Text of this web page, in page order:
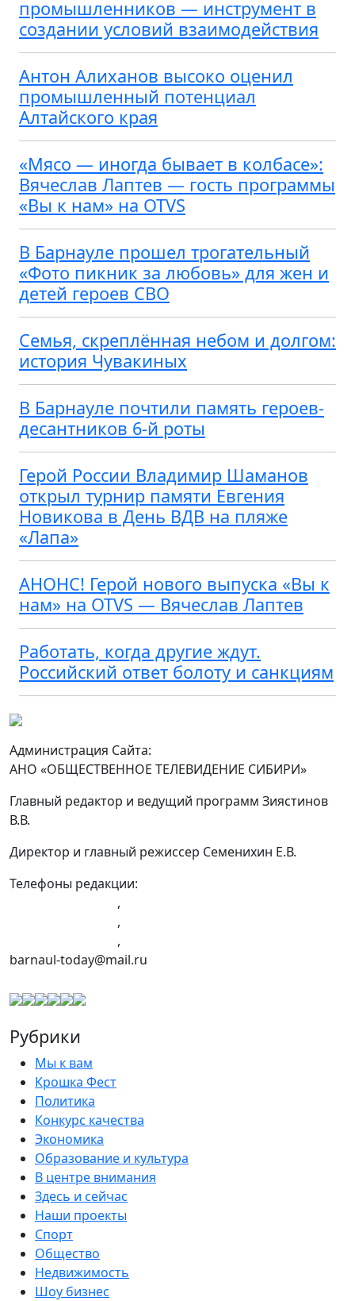
промышленников — инструмент в
создании условий взаимодействия
Антон Алиханов высоко оценил
промышленный потенциал
Алтайского края
«Мясо — иногда бывает в колбасе»:
Вячеслав Лаптев — гость программы
«Вы к нам» на OTVS
В Барнауле прошел трогательный
«Фото пикник за любовь» для жен и
детей героев СВО
Семья, скреплённая небом и долгом:
история Чувакиных
В Барнауле почтили память героев-
десантников 6-й роты
Герой России Владимир Шаманов
открыл турнир памяти Евгения
Новикова в День ВДВ на пляже
«Лапа»
АНОНС! Герой нового выпуска «Вы к
нам» на OTVS — Вячеслав Лаптев
Работать, когда другие ждут.
Российский ответ болоту и санкциям
Администрация Сайта:
АНО «ОБЩЕСТВЕННОЕ ТЕЛЕВИДЕНИЕ СИБИРИ»
Главный редактор и ведущий программ Зиястинов
В.В.
Директор и главный режиссер Семенихин Е.В.
Телефоны редакции:
,
,
,
barnaul-today@mail.ru
Рубрики
Мы к вам
Крошка Фест
Политика
Конкурс качества
Экономика
Образование и культура
В центре внимания
Здесь и сейчас
Наши проекты
Спорт
Общество
Недвижимость
Шоу бизнес